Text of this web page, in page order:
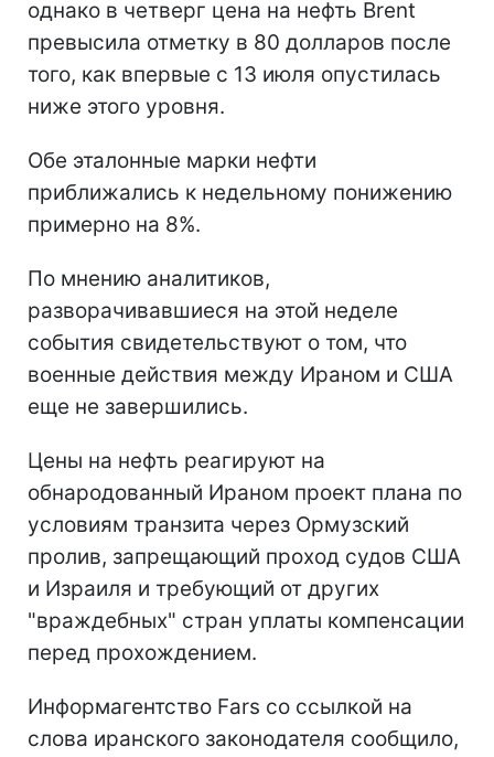
однако в четверг цена на нефть Brent
превысила отметку в 80 долларов после
того, как впервые с 13 июля опустилась
ниже этого уровня.
Обе эталонные марки нефти
приближались к недельному понижению
примерно на 8%.
По мнению аналитиков,
разворачивавшиеся на этой неделе
события свидетельствуют о том, что
военные действия между Ираном и США
еще не завершились.
Цены на нефть реагируют на
обнародованный Ираном проект плана по
условиям транзита через Ормузский
пролив, запрещающий проход судов США
и Израиля и требующий от других
"враждебных" стран уплаты компенсации
перед прохождением.
Информагентство Fars со ссылкой на
слова иранского законодателя сообщило,